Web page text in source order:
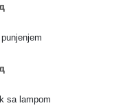
sa lampom